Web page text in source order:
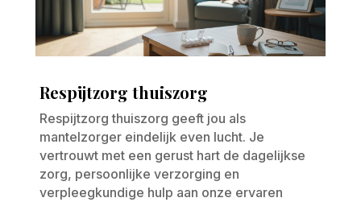
Respijtzorg thuiszorg
Respijtzorg thuiszorg geeft jou als
mantelzorger eindelijk even lucht. Je
vertrouwt met een gerust hart de dagelijkse
zorg, persoonlijke verzorging en
verpleegkundige hulp aan onze ervaren